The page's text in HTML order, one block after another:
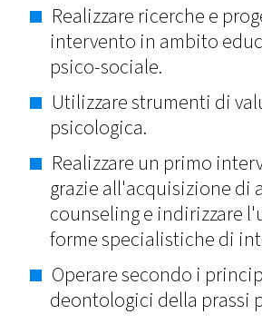
Realizzare ricerche e
intervento in ambito
psico-sociale.
Utilizzare strumenti di
psicologica.
Realizzare un primo
grazie all'acquisizione di
counseling e indirizzare
forme specialistiche di
Operare secondo i
deontologici della prassi